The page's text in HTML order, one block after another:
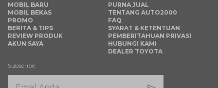
MOBIL BARU
MOBIL BEKAS
PROMO
BERITA & TIPS
REVIEW PRODUK
AKUN SAYA
PURNA JUAL
TENTANG AUTO2000
FAQ
SYARAT & KETENTUAN
PEMBERITAHUAN PRIVASI
HUBUNGI KAMI
DEALER TOYOTA
Subscribe